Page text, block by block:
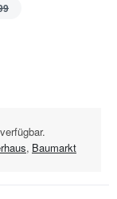
, Baumarkt